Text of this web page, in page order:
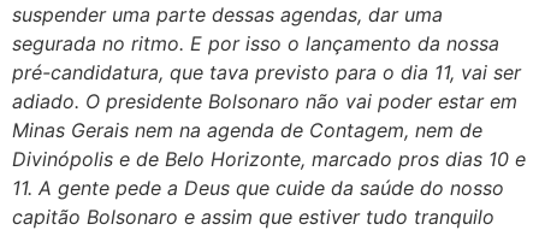
suspender uma parte dessas agendas, dar uma
segurada no ritmo. E por isso o lançamento da nossa
pré-candidatura, que tava previsto para o dia 11, vai ser
adiado. O presidente Bolsonaro não vai poder estar em
Minas Gerais nem na agenda de Contagem, nem de
Divinópolis e de Belo Horizonte, marcado pros dias 10 e
11. A gente pede a Deus que cuide da saúde do nosso
capitão Bolsonaro e assim que estiver tudo tranquilo